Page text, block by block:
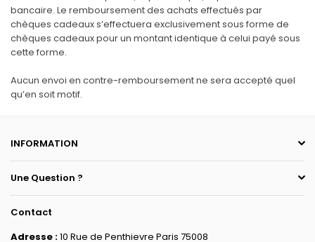
bancaire. Le remboursement des achats effectués par
chèques cadeaux s’effectuera exclusivement sous forme de
chèques cadeaux pour un montant identique à celui payé sous
cette forme.
Aucun envoi en contre-remboursement ne sera accepté quel
qu’en soit motif.
INFORMATION
Une Question ?
Contact
Adresse :10 Rue de Penthievre Paris 75008